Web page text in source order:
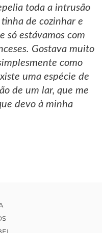
toda a intrusão
de cozinhar e
só estávamos com
Gostava muito
como
uma espécie de
de um lar, que me
devo à minha